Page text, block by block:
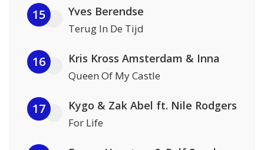
15 Yves Berendse
Terug In De Tijd
16 Kris Kross Amsterdam & Inna
Queen Of My Castle
17 Kygo & Zak Abel ft. Nile Rodgers
For Life